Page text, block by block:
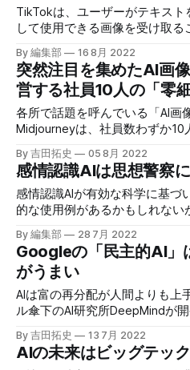
TikTokは、ユーザーがテキスト
して使用できる画像を受け取る
内テキストから画像へのAIジェ
The Vergeが報じた。
By 編集部 16 8月 2022
突然注目を集めたAI画
営する社員10人の「零
各所で話題を呼んでいる「AI画
Midjourneyは、社員数わずか10
いる。作者のデイヴィッド・ホ
営される研究所」と形容してお
いう。資金力が物を言う分野で
By 吉田拓史 05 8月 2022
感情認識AIは思想警察
感情認識AIが有効な科学に基づ
的な使用例があるかもしれない
な「思想警察」へとつながるリ
できない。
By 編集部 28 7月 2022
Googleの「民主的AI」
がうまい
AIは富の再分配が人間よりも上
ル傘下のAI研究所DeepMindが
の富の不均衡を是正し、フリー
ムを発見した。人間は人間が作
が作った方法を支持した。
By 吉田拓史 13 7月 2022
AIの未来はビッグテッ